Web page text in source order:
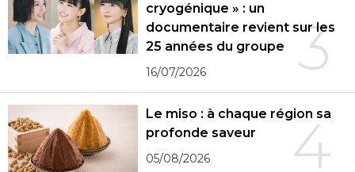
3
cryogénique » : un
documentaire revient sur les
25 années du groupe
16/07/2026
4
Le miso : à chaque région sa
profonde saveur
05/08/2026